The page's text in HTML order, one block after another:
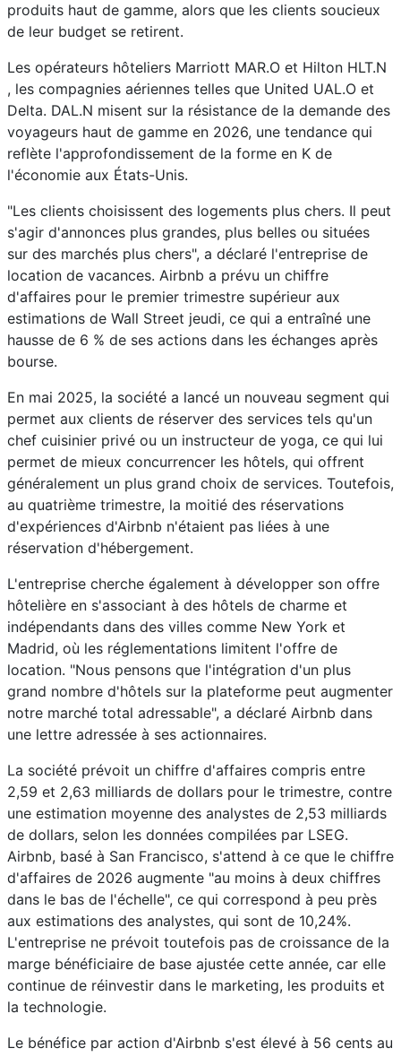
produits haut de gamme, alors que les clients soucieux
de leur budget se retirent.
Les opérateurs hôteliers Marriott MAR.O et Hilton HLT.N
, les compagnies aériennes telles que United UAL.O et
Delta. DAL.N misent sur la résistance de la demande des
voyageurs haut de gamme en 2026, une tendance qui
reflète l'approfondissement de la forme en K de
l'économie aux États-Unis.
"Les clients choisissent des logements plus chers. Il peut
s'agir d'annonces plus grandes, plus belles ou situées
sur des marchés plus chers", a déclaré l'entreprise de
location de vacances. Airbnb a prévu un chiffre
d'affaires pour le premier trimestre supérieur aux
estimations de Wall Street jeudi, ce qui a entraîné une
hausse de 6 % de ses actions dans les échanges après
bourse.
En mai 2025, la société a lancé un nouveau segment qui
permet aux clients de réserver des services tels qu'un
chef cuisinier privé ou un instructeur de yoga, ce qui lui
permet de mieux concurrencer les hôtels, qui offrent
généralement un plus grand choix de services. Toutefois,
au quatrième trimestre, la moitié des réservations
d'expériences d'Airbnb n'étaient pas liées à une
réservation d'hébergement.
L'entreprise cherche également à développer son offre
hôtelière en s'associant à des hôtels de charme et
indépendants dans des villes comme New York et
Madrid, où les réglementations limitent l'offre de
location. "Nous pensons que l'intégration d'un plus
grand nombre d'hôtels sur la plateforme peut augmenter
notre marché total adressable", a déclaré Airbnb dans
une lettre adressée à ses actionnaires.
La société prévoit un chiffre d'affaires compris entre
2,59 et 2,63 milliards de dollars pour le trimestre, contre
une estimation moyenne des analystes de 2,53 milliards
de dollars, selon les données compilées par LSEG.
Airbnb, basé à San Francisco, s'attend à ce que le chiffre
d'affaires de 2026 augmente "au moins à deux chiffres
dans le bas de l'échelle", ce qui correspond à peu près
aux estimations des analystes, qui sont de 10,24%.
L'entreprise ne prévoit toutefois pas de croissance de la
marge bénéficiaire de base ajustée cette année, car elle
continue de réinvestir dans le marketing, les produits et
la technologie.
Le bénéfice par action d'Airbnb s'est élevé à 56 cents au